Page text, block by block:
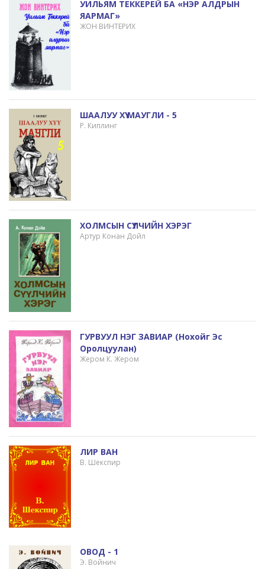
УИЛЬЯМ ТЕККЕРЕЙ БА «НЭР АЛДРЫН
ЯАРМАГ»
ЖОН ВИНТЕРИХ
ШААЛУУ ХҮҮ МАУГЛИ - 5
Р. Киплинг
ХОЛМСЫН СҮҮЛЧИЙН ХЭРЭГ
Артур Конан Дойл
ГУРВУУЛ НЭГ ЗАВИАР (нохойг Эс
Оролцуулан)
Жером К. Жером
ЛИР ВАН
В. Шекспир
ОВОД - 1
Э. Войнич